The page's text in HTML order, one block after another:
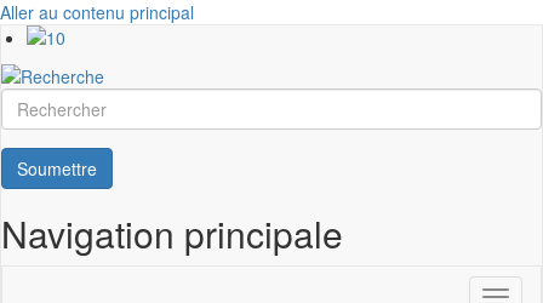
Aller au contenu principal
Rechercher
Soumettre
Navigation principale